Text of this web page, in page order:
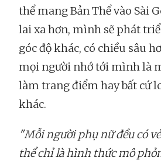
thể mang Bản Thể vào Sài
lai xa hơn, mình sẽ phát
góc độ khác, có chiều sâu
mọi người nhớ tới mình là
làm trang điểm hay bất cứ
khác.
"Mỗi người phụ nữ đều có
thể chỉ là hình thức mô